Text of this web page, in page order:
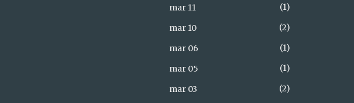
mar 11
1
mar 10
2
mar 06
1
mar 05
1
mar 03
2